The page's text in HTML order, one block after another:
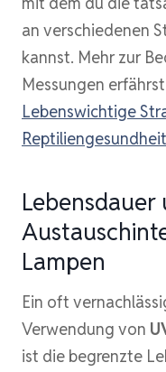
an verschiedenen
kannst. Mehr zur
Messungen
Lebenswichtige
Reptiliengesundheit
Lebensdauer
Lampen
Ein oft
Verwendung von
ist die begrenzte